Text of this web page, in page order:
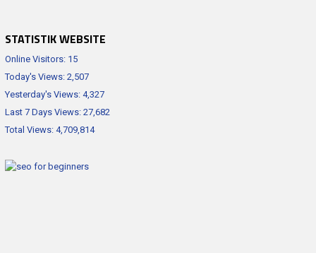
STATISTIK WEBSITE
Online Visitors: 15
Today's Views: 2,507
Yesterday's Views: 4,327
Last 7 Days Views: 27,682
Total Views: 4,709,814